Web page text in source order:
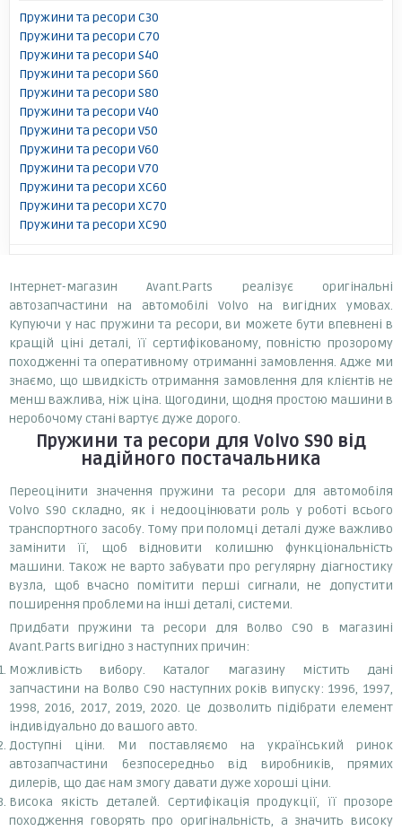
Пружини та ресори C30
Пружини та ресори C70
Пружини та ресори S40
Пружини та ресори S60
Пружини та ресори S80
Пружини та ресори V40
Пружини та ресори V50
Пружини та ресори V60
Пружини та ресори V70
Пружини та ресори XC60
Пружини та ресори XC70
Пружини та ресори XC90
Інтернет-магазин Avant.Parts реалізує оригінальні
автозапчастини на автомобілі Volvo на вигідних умовах.
Купуючи у нас пружини та ресори, ви можете бути впевнені в
кращій ціні деталі, її сертифікованому, повністю прозорому
походженні та оперативному отриманні замовлення. Адже ми
знаємо, що швидкість отримання замовлення для клієнтів не
менш важлива, ніж ціна. Щогодини, щодня простою машини в
неробочому стані вартує дуже дорого.
Пружини та ресори для Volvo S90 від
надійного постачальника
Переоцінити значення пружини та ресори для автомобіля
Volvo S90 складно, як і недооцінювати роль у роботі всього
транспортного засобу. Тому при поломці деталі дуже важливо
замінити її, щоб відновити колишню функціональність
машини. Також не варто забувати про регулярну діагностику
вузла, щоб вчасно помітити перші сигнали, не допустити
поширення проблеми на інші деталі, системи.
Придбати пружини та ресори для Волво С90 в магазині
Avant.Parts вигідно з наступних причин:
Можливість вибору. Каталог магазину містить дані
запчастини на Волво С90 наступних років випуску: 1996, 1997,
1998, 2016, 2017, 2019, 2020. Це дозволить підібрати елемент
індивідуально до вашого авто.
Доступні ціни. Ми поставляємо на український ринок
автозапчастини безпосередньо від виробників, прямих
дилерів, що дає нам змогу давати дуже хороші ціни.
Висока якість деталей. Сертифікація продукції, її прозоре
походження говорять про оригінальність, а значить високу